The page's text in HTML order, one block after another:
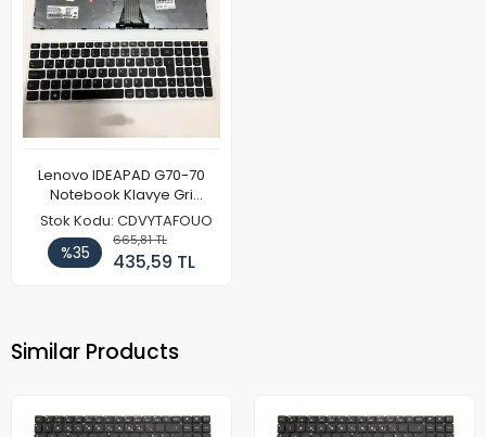
Lenovo IDEAPAD G70-70
Notebook Klavye Gri
Çerçeve
Stok Kodu: CDVYTAFOUO
%35
665,81 TL
435,59 TL
Similar Products